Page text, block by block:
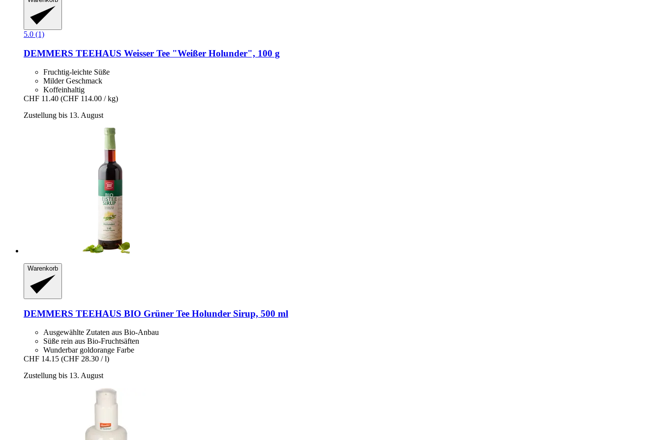
5.0 (1)
DEMMERS TEEHAUS Weisser Tee "Weißer Holunder", 100 g
Fruchtig-leichte Süße
Milder Geschmack
Koffeinhaltig
CHF 11.40 (CHF 114.00 / kg)
Zustellung bis 13. August
Warenkorb
DEMMERS TEEHAUS BIO Grüner Tee Holunder Sirup, 500 ml
Ausgewählte Zutaten aus Bio-Anbau
Süße rein aus Bio-Fruchtsäften
Wunderbar goldorange Farbe
CHF 14.15 (CHF 28.30 / l)
Zustellung bis 13. August